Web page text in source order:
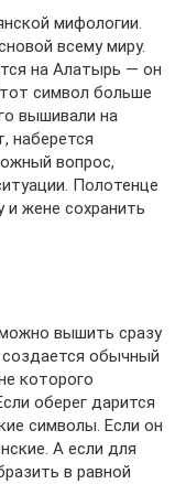
мифологии.
всему миру.
на Алатырь — он
символ больше
вышивали на
наберется
вопрос,
Полотенце
жене сохранить
вышить сразу
обычный
которого
оберег дарится
символы. Если он
А если для
в равной